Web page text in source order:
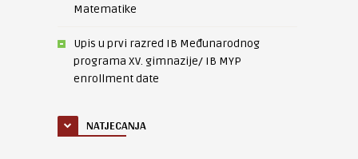
Matematike
Upis u prvi razred IB Međunarodnog
programa XV. gimnazije/ IB MYP
enrollment date
NATJECANJA